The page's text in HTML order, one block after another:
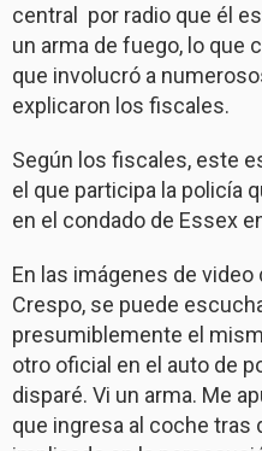
central por radio que él
un arma de fuego, lo que
que involucró a
explicaron los fiscales.
Según los fiscales, este
el que participa la policía
en el condado de Essex
En las imágenes de
Crespo, se puede
presumiblemente el
otro oficial en el auto de
disparé. Vi un arma. Me
que ingresa al coche tras